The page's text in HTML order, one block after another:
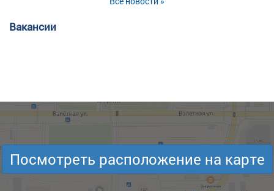
Вакансии
Посмотреть расположение на карте